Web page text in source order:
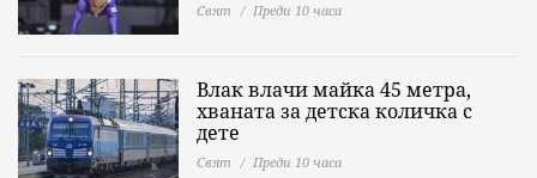
Свят Преди 10 часа
Влак влачи майка 45 метра,
хваната за детска количка с
дете
Свят Преди 10 часа